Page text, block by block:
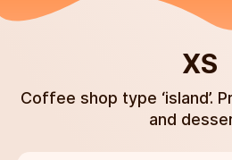
XS
Coffee shop type ‘island’.
and